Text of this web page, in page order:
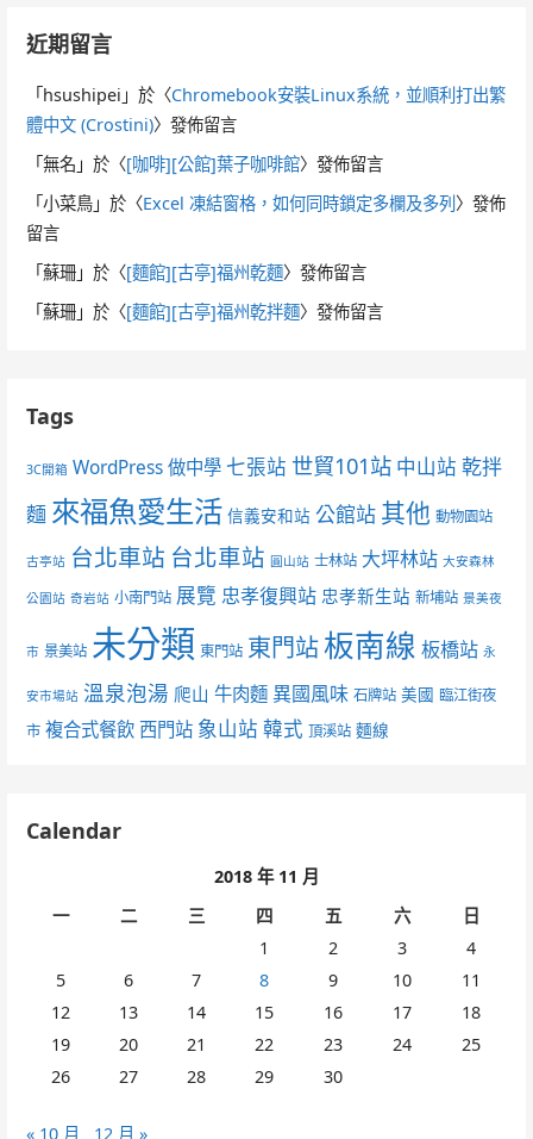
近期留言
「 hsushipei 」於〈Chromebook安裝Linux系統，並順利打出繁
體中文 (Crostini)〉發佈留言
「無名 」於〈[咖啡][公館]葉子咖啡館〉發佈留言
「小菜鳥 」於〈Excel 凍結窗格，如何同時鎖定多欄及多列 〉發佈
留言
「蘇珊 」於〈[麵館][古亭]福州乾麵〉發佈留言
「蘇珊 」於〈[麵館][古亭]福州乾拌麵〉發佈留言
Tags
3C開箱 WordPress 做中學 七張站 世貿101站 中山站 乾拌
麵 來福魚愛生活 信義安和站 公館站 其他 動物園站
古亭站 台北車站 台北車站 圓山站 士林站 大坪林站 大安森林
公園站 奇岩站 小南門站 展覽 忠孝復興站 忠孝新生站 新埔站 景美夜
市 景美站 未分類 東門站 東門站板南線 板橋站 永
安市場站 溫泉泡湯 爬山 牛肉麵 異國風味 石牌站 美國 臨江街夜
市 複合式餐飲 西門站 象山站 韓式 頂溪站 麵線
Calendar
2018 年 11 月
一
二 三 四 五 六
日
1
2 3
4
5
6 7 8 9 10
11
12
13 14 15 16 17
18
19
20 21 22 23 24
25
26
27 28 29 30
« 10 月 12 月 »